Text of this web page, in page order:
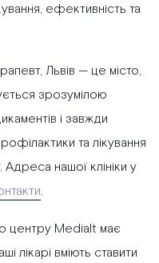
ефективність та
Львів — це місто,
зрозумілою
і завжди
та лікування
нашої клініки у
.
центру Medialt має
лікарі вміють ставити